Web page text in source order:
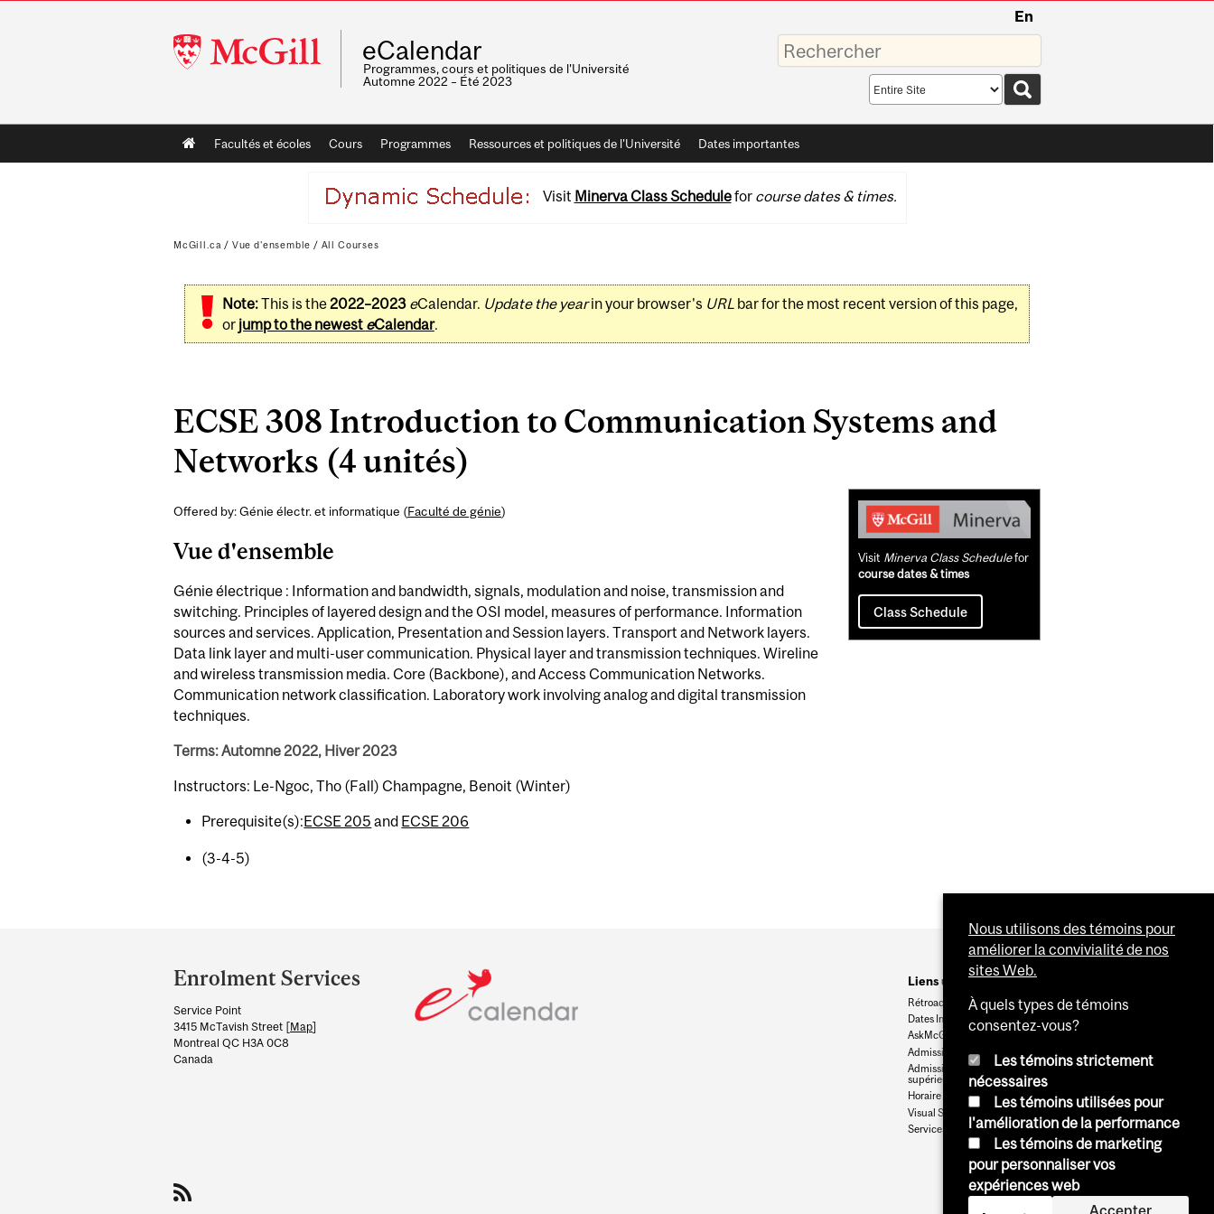
McGill
University
En
eCalendar
Programmes, cours et politiques de l'Université
Automne 2022 – Été 2023
Saisissez
vos
mots-
Search
scope
Main
navigation
Facultés et écoles Cours Programmes Ressources et politiques de l'Université Dates importantes
Visit Minerva Class Schedulefor course dates & times.
McGill.ca / Vue d'ensemble / All Courses
Note:This is the2022–2023 eCalendar. Update the yearin your browser's URLbar for the most recent version of this page,
or jump to the newest eCalendar.
ECSE 308 Introduction to Communication Systems and
Networks (4 unités)
Offered by: Génie électr. et informatique (Faculté de génie)
Vue d'ensemble
Génie électrique : Information and bandwidth, signals, modulation and noise, transmission and
switching. Principles of layered design and the OSI model, measures of performance. Information
sources and services. Application, Presentation and Session layers. Transport and Network layers.
Data link layer and multi-user communication. Physical layer and transmission techniques. Wireline
and wireless transmission media. Core (Backbone), and Access Communication Networks.
Communication network classification. Laboratory work involving analog and digital transmission
techniques.
Terms: Automne 2022, Hiver 2023
Instructors: Le-Ngoc, Tho (Fall) Champagne, Benoit (Winter)
Prerequisite(s):ECSE 205 and ECSE 206
(3-4-5)
Related
Content
Visit Minerva Class Schedulefor
course dates & times
Class Schedule
and
University
Information
Enrolment Services
Service Point
3415 McTavish Street [Map]
Montreal QC H3A 0C8
Canada
Liens utiles
Rétroaction
Dates Importantes
AskMcGill
Admission au premier cycle
Admissions aux cycles
supérieurs et postdoctoraux
Horaire des cours
Visual Schedule Builder
Services aux étudiants
Nous utilisons des témoins pour
améliorer la convivialité de nos
sites Web.
À quels types de témoins
consentez-vous?
Les témoins strictement
nécessaires
Les témoins utilisées pour
l'amélioration de la performance
Les témoins de marketing
pour personnaliser vos
expériences web
Accepter